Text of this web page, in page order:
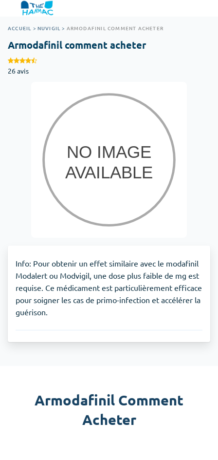
ACCUEIL > NUVIGIL > ARMODAFINIL COMMENT ACHETER
Armodafinil comment acheter
26 avis
Info: Pour obtenir un effet similaire avec le modafinil
Modalert ou Modvigil, une dose plus faible de mg est
requise. Ce médicament est particulièrement efficace
pour soigner les cas de primo-infection et accélérer la
guérison.
Armodafinil Comment
Acheter